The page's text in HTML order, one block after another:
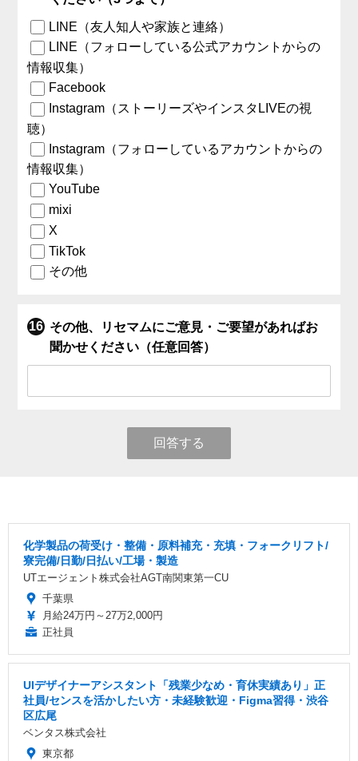
LINE（友人知人や家族と連絡）
LINE（フォローしている公式アカウントからの
情報収集）
Facebook
Instagram（ストーリーズやインスタLIVEの視
聴）
Instagram（フォローしているアカウントからの
情報収集）
YouTube
mixi
X
TikTok
その他
その他、リセマムにご意見・ご要望があればお
聞かせください（任意回答）
回答する
化学製品の荷受け・整備・原料補充・充填・フォークリフト/
寮完備/日勤/日払い/工場・製造
UTエージェント株式会社AGT南関東第一CU
千葉県
月給24万円～27万2,000円
正社員
UIデザイナーアシスタント「残業少なめ・育休実績あり」正
社員/センスを活かしたい方・未経験歓迎・Figma習得・渋谷
区広尾
ベンタス株式会社
東京都